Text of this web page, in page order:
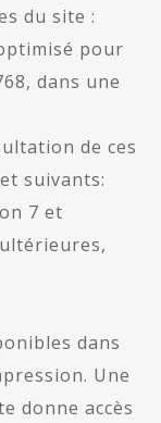
du site :
pour
dans une
de ces
suivants:
7 et
dans
Une
donne accès